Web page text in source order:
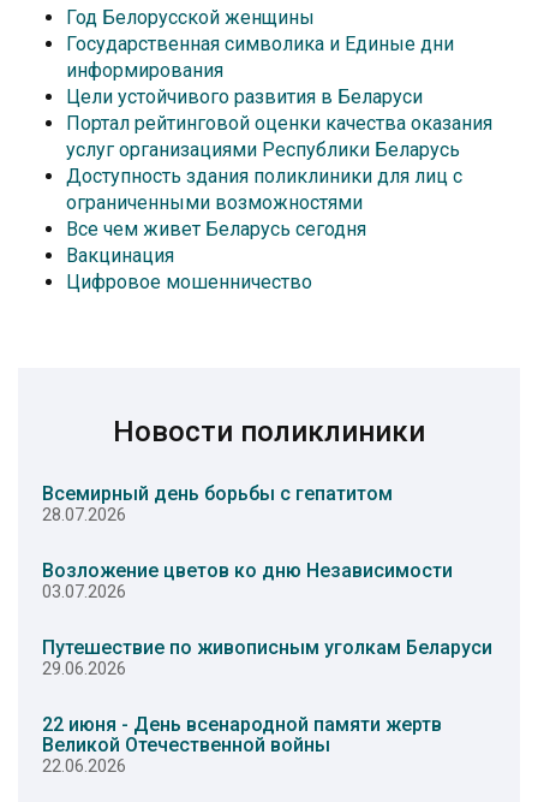
Год Белорусской женщины
Государственная символика и Единые дни
информирования
Цели устойчивого развития в Беларуси
Портал рейтинговой оценки качества оказания
услуг организациями Республики Беларусь
Доступность здания поликлиники для лиц с
ограниченными возможностями
Все чем живет Беларусь сегодня
Вакцинация
Цифровое мошенничество
Новости поликлиники
Всемирный день борьбы с гепатитом
28.07.2026
Возложение цветов ко дню Независимости
03.07.2026
Путешествие по живописным уголкам Беларуси
29.06.2026
22 июня - День всенародной памяти жертв
Великой Отечественной войны
22.06.2026